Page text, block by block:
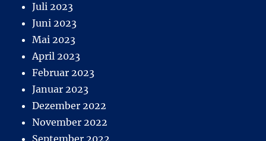
Juli 2023
Juni 2023
Mai 2023
April 2023
Februar 2023
Januar 2023
Dezember 2022
November 2022